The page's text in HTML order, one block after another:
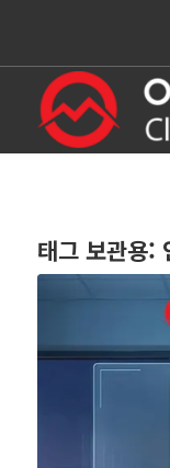
태그 보관용: